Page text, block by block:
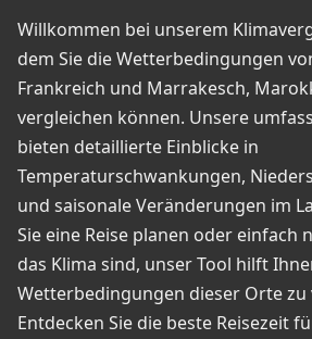
Willkommen bei unserem
dem Sie die Wetterbedingungen
Frankreich und Marrakesch,
vergleichen können. Unsere
bieten detaillierte Einblicke in
Temperaturschwankungen,
und saisonale Veränderungen im
Sie eine Reise planen oder einfach
das Klima sind, unser Tool hilft
Wetterbedingungen dieser Orte zu
Entdecken Sie die beste Reisezeit